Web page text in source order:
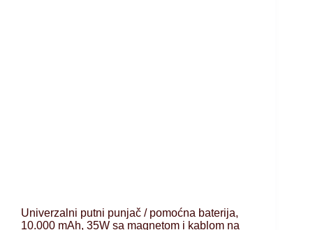
Univerzalni putni punjač / pomoćna baterija,
10.000 mAh, 35W sa magnetom i kablom na